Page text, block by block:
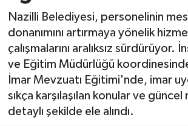
Nazilli Belediyesi, personelinin
donanımını artırmaya yönelik
çalışmalarını aralıksız sürdürüyor.
ve Eğitim Müdürlüğü
İmar Mevzuatı Eğitimi'nde, imar
sıkça karşılaşılan konular ve
detaylı şekilde ele alındı.
Haber Arşivi